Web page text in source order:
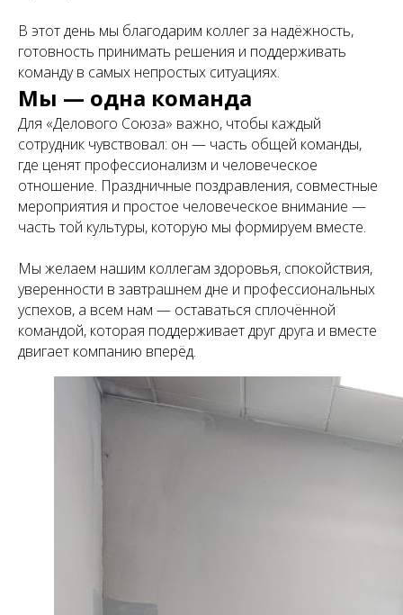
В этот день мы благодарим коллег за надёжность,
готовность принимать решения и поддерживать
команду в самых непростых ситуациях.
Мы — одна команда
Для «Делового Союза» важно, чтобы каждый
сотрудник чувствовал: он — часть общей команды,
где ценят профессионализм и человеческое
отношение. Праздничные поздравления, совместные
мероприятия и простое человеческое внимание —
часть той культуры, которую мы формируем вместе.
Мы желаем нашим коллегам здоровья, спокойствия,
уверенности в завтрашнем дне и профессиональных
успехов, а всем нам — оставаться сплочённой
командой, которая поддерживает друг друга и вместе
двигает компанию вперёд.